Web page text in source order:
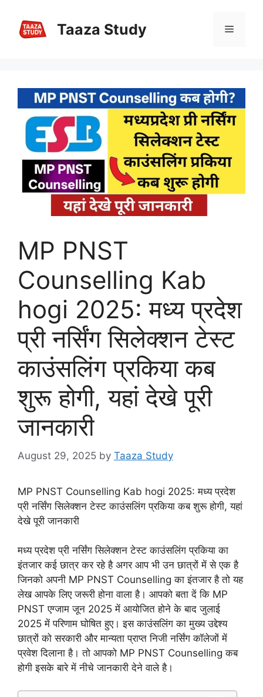
content
Taaza Study Menu
MP PNST
Counselling Kab
hogi 2025: मध्य प्रदेश
प्री नर्सिंग सिलेक्शन टेस्ट
काउंसलिंग प्रकिया कब
शुरू होगी, यहां देखे पूरी
जानकारी
August 29, 2025 by Taaza Study
MP PNST Counselling Kab hogi 2025: मध्य प्रदेश
प्री नर्सिंग सिलेक्शन टेस्ट काउंसलिंग प्रकिया कब शुरू होगी, यहां
देखे पूरी जानकारी
मध्य प्रदेश प्री नर्सिंग सिलेक्शन टेस्ट काउंसलिंग प्रकिया का
इंतजार कई छात्र कर रहे है अगर आप भी उन छात्रों में से एक है
जिनको अपनी MP PNST Counselling का इंतजार है तो यह
लेख आपके लिए जरूरी होना वाला है। आपको बता दें कि MP
PNST एग्जाम जून 2025 में आयोजित होने के बाद जुलाई
2025 में परिणाम घोषित हुए। इस काउंसलिंग का मुख्य उद्देश्य
छात्रों को सरकारी और मान्यता प्राप्त निजी नर्सिंग कॉलेजों में
प्रवेश दिलाना है। तो आपको MP PNST Counselling कब
होगी इसके बारे में नीचे जानकारी देने वाले है।